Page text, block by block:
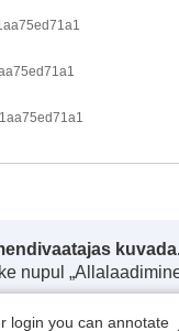
nupul
login you can annotate